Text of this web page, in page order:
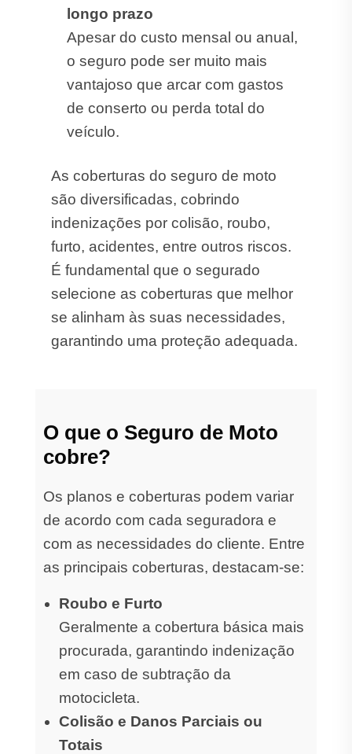
longo prazo
Apesar do custo mensal ou anual,
o seguro pode ser muito mais
vantajoso que arcar com gastos
de conserto ou perda total do
veículo.
As coberturas do seguro de moto
são diversificadas, cobrindo
indenizações por colisão, roubo,
furto, acidentes, entre outros riscos.
É fundamental que o segurado
selecione as coberturas que melhor
se alinham às suas necessidades,
garantindo uma proteção adequada.
O que o Seguro de Moto
cobre?
Os planos e coberturas podem variar
de acordo com cada seguradora e
com as necessidades do cliente. Entre
as principais coberturas, destacam-se:
Roubo e Furto
Geralmente a cobertura básica mais
procurada, garantindo indenização
em caso de subtração da
motocicleta.
Colisão e Danos Parciais ou
Totais